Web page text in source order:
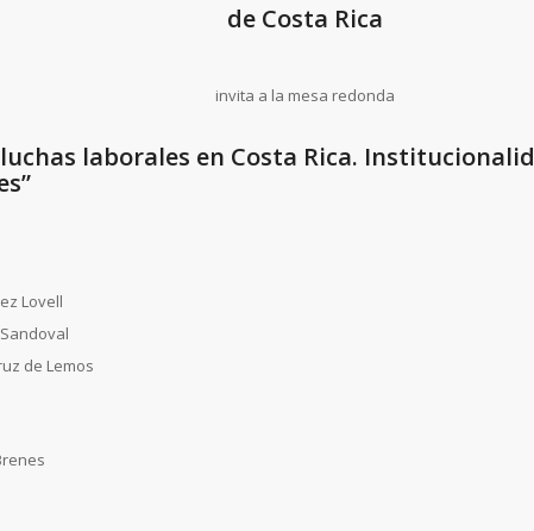
de Costa Rica
invita a la mesa redonda
luchas laborales en Costa Rica.
Lovell
de Lemos